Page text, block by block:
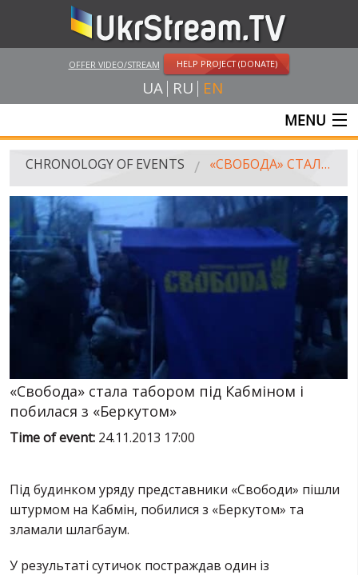
OFFER VIDEO/STREAM HELP PROJECT (DONATE)
UA RU EN
MENU
MAIN
VIDEOS
RUSSIA-UKRAINE WAR
WINTER ON FIRE: UKRAINE'S FIGHT FOR FREEDOM
CHRONOLOGY OF EUROMAIDAN
CHRONOLOGY OF EVENTS «СВОБОДА» СТАЛА ТАБОРОМ ПІД КАБМІНОМ І ПОБИЛАСЯ З «БЕРКУТОМ»
«Свобода» стала табором під Кабміном і
побилася з «Беркутом»
Time of event: 24.11.2013 17:00
Під будинком уряду представники «Свободи» пішли
штурмом на Кабмін, побилися з «Беркутом» та
зламали шлагбаум.
У результаті сутичок постраждав один із